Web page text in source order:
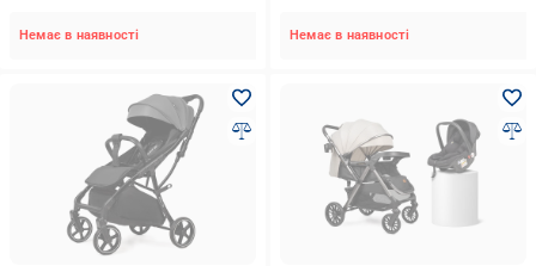
Немає в наявності Немає в наявності